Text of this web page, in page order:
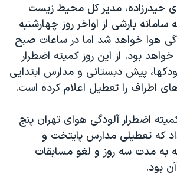
حیدرزاده، مدیر کل محیط زیست
سامانه بارشی از اواخر روز چهارشنبه
هوا خواهد شد اما در ساعات صبح
بود. از این روز کمیته اضطرار
پیش دبستانی و مدارس ابتدایی
اطراف را تعطیل اعلام کرده است.
۱۸ روز کمیته اضطرار آلودگی هوای تهران پنج
که تعطیلی مدارس پایتخت و
به مدت سه روز و لغو مسابقات
بود.